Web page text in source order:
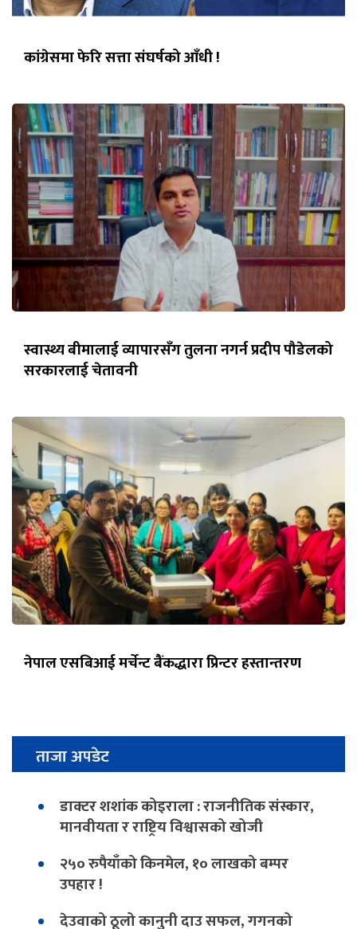
कांग्रेसमा फेरि सत्ता संघर्षको आँधी !
स्वास्थ्य बीमालाई व्यापारसँग तुलना नगर्न प्रदीप पौडेलको
सरकारलाई चेतावनी
नेपाल एसबिआई मर्चेन्ट बैंकद्धारा प्रिन्टर हस्तान्तरण
ताजा अपडेट
डाक्टर शशांक कोइराला : राजनीतिक संस्कार,
मानवीयता र राष्ट्रिय विश्वासको खोजी
२५० रुपैयाँको किनमेल, १० लाखको बम्पर
उपहार !
देउवाको ठूलो कानुनी दाउ सफल, गगनको